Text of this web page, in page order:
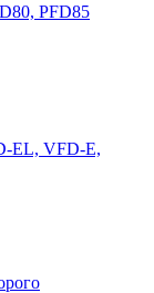
PFD85
EL, VFD-E,